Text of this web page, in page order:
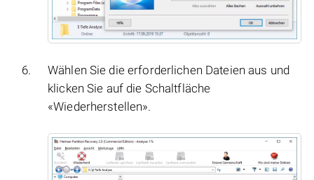
Wählen Sie die erforderlichen Dateien aus und
klicken Sie auf die Schaltfläche
«Wiederherstellen».